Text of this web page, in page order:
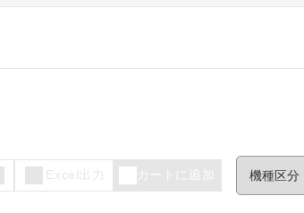
Excel出力 カートに追加
ご利用条件